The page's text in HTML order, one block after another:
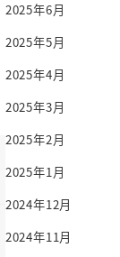
2025年6月
2025年5月
2025年4月
2025年3月
2025年2月
2025年1月
2024年12月
2024年11月